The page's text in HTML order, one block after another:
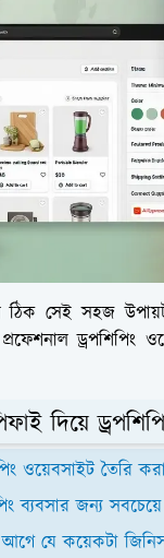
সেই সহজ
দিয়ে
ওয়েবসাইট তৈরি
ব্যবসার জন্য সবচেয়ে
যে কয়েকটা